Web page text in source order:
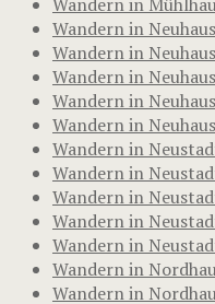
Wandern in
Wandern in
Wandern in
Wandern in
Wandern in
Wandern in
Wandern in
Wandern in
Wandern in
Wandern in
Wandern in
Wandern in